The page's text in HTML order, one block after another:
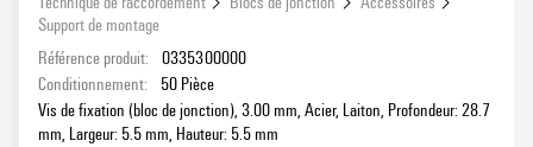
Support de montage
Référence produit: 0335300000
Conditionnement:
50 Pièce
Vis de fixation (bloc de jonction), 3.00 mm, Acier, Laiton, Profondeur: 28.7
mm, Largeur: 5.5 mm, Hauteur: 5.5 mm